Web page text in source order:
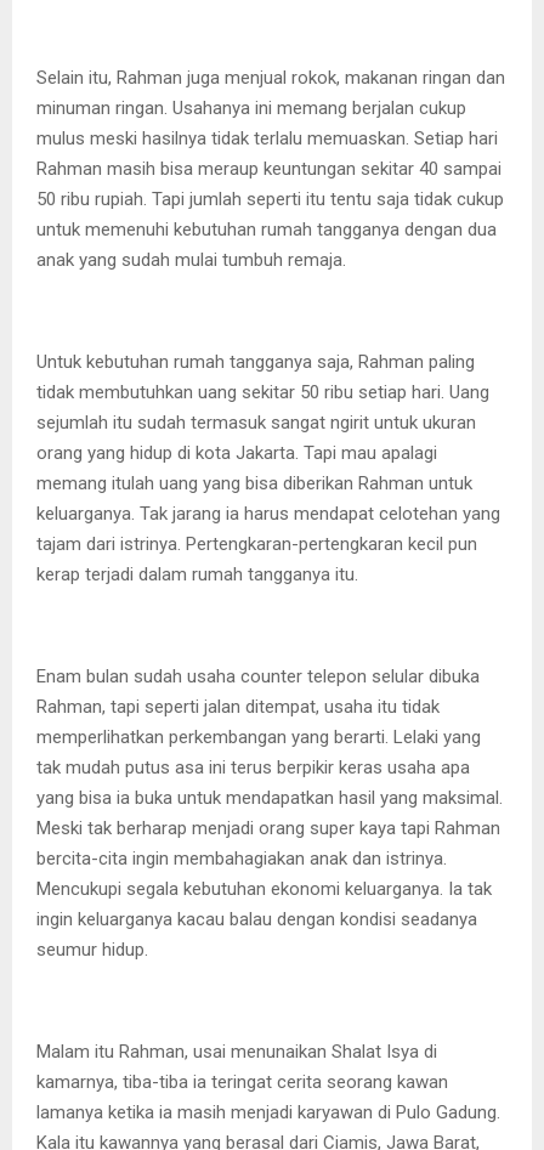
Selain itu, Rahman juga menjual rokok, makanan ringan dan
minuman ringan. Usahanya ini memang berjalan cukup
mulus meski hasilnya tidak terlalu memuaskan. Setiap hari
Rahman masih bisa meraup keuntungan sekitar 40 sampai
50 ribu rupiah. Tapi jumlah seperti itu tentu saja tidak cukup
untuk memenuhi kebutuhan rumah tangganya dengan dua
anak yang sudah mulai tumbuh remaja.
Untuk kebutuhan rumah tangganya saja, Rahman paling
tidak membutuhkan uang sekitar 50 ribu setiap hari. Uang
sejumlah itu sudah termasuk sangat ngirit untuk ukuran
orang yang hidup di kota Jakarta. Tapi mau apalagi
memang itulah uang yang bisa diberikan Rahman untuk
keluarganya. Tak jarang ia harus mendapat celotehan yang
tajam dari istrinya. Pertengkaran-pertengkaran kecil pun
kerap terjadi dalam rumah tangganya itu.
Enam bulan sudah usaha counter telepon selular dibuka
Rahman, tapi seperti jalan ditempat, usaha itu tidak
memperlihatkan perkembangan yang berarti. Lelaki yang
tak mudah putus asa ini terus berpikir keras usaha apa
yang bisa ia buka untuk mendapatkan hasil yang maksimal.
Meski tak berharap menjadi orang super kaya tapi Rahman
bercita-cita ingin membahagiakan anak dan istrinya.
Mencukupi segala kebutuhan ekonomi keluarganya. Ia tak
ingin keluarganya kacau balau dengan kondisi seadanya
seumur hidup.
Malam itu Rahman, usai menunaikan Shalat Isya di
kamarnya, tiba-tiba ia teringat cerita seorang kawan
lamanya ketika ia masih menjadi karyawan di Pulo Gadung.
Kala itu kawannya yang berasal dari Ciamis, Jawa Barat,